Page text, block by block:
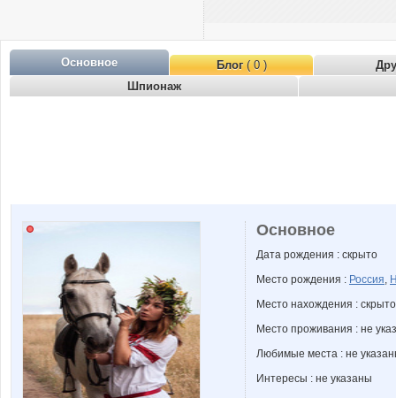
Основное Блог( 0 )
Шпионаж
Основное
Дата рождения : скрыто
Место рождения : Россия,
Место нахождения : скрыто
Место проживания : не
Любимые места : не
Интересы : не указаны